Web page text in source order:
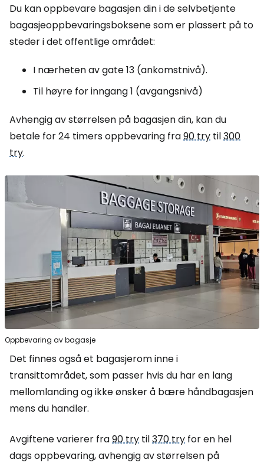
Du kan oppbevare bagasjen din i de selvbetjente
bagasjeoppbevaringsboksene som er plassert på to
steder i det offentlige området:
I nærheten av gate 13 (ankomstnivå).
Til høyre for inngang 1 (avgangsnivå)
Avhengig av størrelsen på bagasjen din, kan du
betale for 24 timers oppbevaring fra90 try til300
try.
Oppbevaring av bagasje
Det finnes også et bagasjerom inne i
transittområdet, som passer hvis du har en lang
mellomlanding og ikke ønsker å bære håndbagasjen
mens du handler.
Avgiftene varierer fra90 try til370 try for en hel
dags oppbevaring, avhengig av størrelsen på